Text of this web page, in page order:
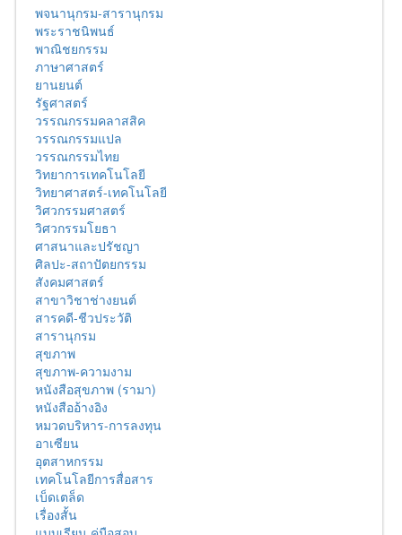
พจนานุกรม-สารานุกรม
พระราชนิพนธ์
พาณิชยกรรม
ภาษาศาสตร์
ยานยนต์
รัฐศาสตร์
วรรณกรรมคลาสสิค
วรรณกรรมแปล
วรรณกรรมไทย
วิทยาการเทคโนโลยี
วิทยาศาสตร์-เทคโนโลยี
วิศวกรรมศาสตร์
วิศวกรรมโยธา
ศาสนาและปรัชญา
ศิลปะ-สถาปัตยกรรม
สังคมศาสตร์
สาขาวิชาช่างยนต์
สารคดี-ชีวประวัติ
สารานุกรม
สุขภาพ
สุขภาพ-ความงาม
หนังสือสุขภาพ (รามา)
หนังสืออ้างอิง
หมวดบริหาร-การลงทุน
อาเซียน
อุตสาหกรรม
เทคโนโลยีการสื่อสาร
เบ็ดเตล็ด
เรื่องสั้น